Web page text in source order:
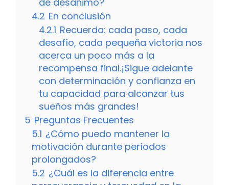
4.2 En conclusión
4.2.1 Recuerda: cada paso, cada
desafío, cada pequeña victoria nos
acerca un poco más a la
recompensa final.¡Sigue adelante
con determinación y confianza en
tu capacidad para alcanzar tus
sueños más grandes!
5 Preguntas Frecuentes
5.1 ¿Cómo puedo mantener la
motivación durante períodos
prolongados?
5.2 ¿Cuál es la diferencia entre